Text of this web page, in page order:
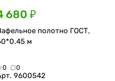
680 ₽
полотно ГОСТ,
м
0 0
9600542